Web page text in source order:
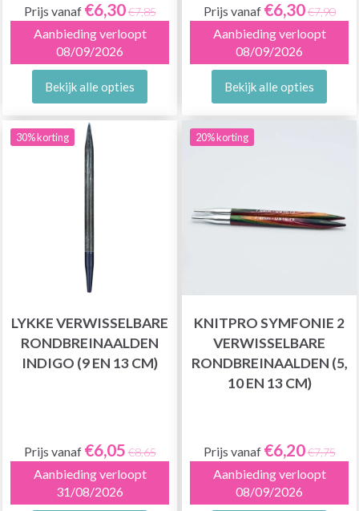
Prijs vanaf €6,30€7,85
Aanbieding verloopt
08/09/2026
Bekijk alle opties
Prijs vanaf €6,30€7,90
Aanbieding verloopt
08/09/2026
Bekijk alle opties
30% korting
LYKKE VERWISSELBARE
RONDBREINAALDEN
INDIGO (9 EN 13 CM)
Prijs vanaf €6,05 €8,65
Aanbieding verloopt
31/08/2026
20% korting
KNITPRO SYMFONIE 2
VERWISSELBARE
RONDBREINAALDEN (5,
10 EN 13 CM)
Prijs vanaf €6,20€7,75
Aanbieding verloopt
08/09/2026